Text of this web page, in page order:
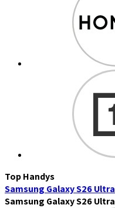
Top Handys
Samsung Galaxy S26 Ultra
Samsung Galaxy S26 Ultra